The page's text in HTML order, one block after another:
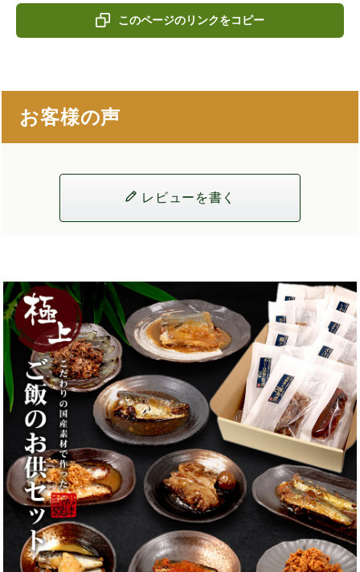
このページのリンクをコピー
お客様の声
レビューを書く